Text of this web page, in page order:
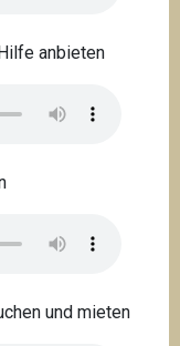
anbieten
und mieten